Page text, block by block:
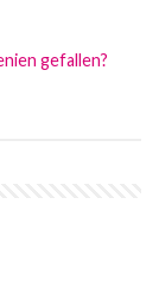
gefallen?